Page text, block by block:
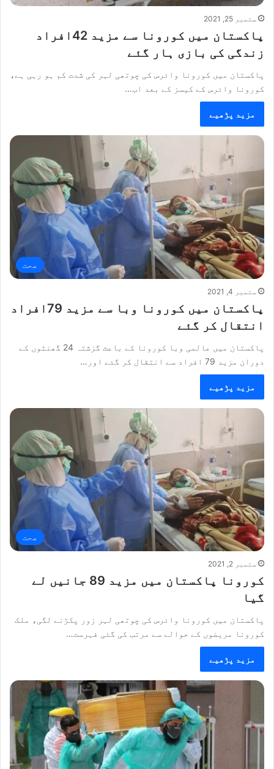
ستمبر 25, 2021
پاکستان میں کورونا سے مزید 42افراد
زندگی کی بازی ہار گئے
پاکستان میں کورونا وائرس کی چوتھی لہر کی شدت کم ہو رہی ہے،
کورونا وائرس کے کیسز کے بعد اب…
مزید پڑھیے
صحت
ستمبر 4, 2021
پاکستان میں کورونا وبا سے مزید 79افراد
انتقال کر گئے
پاکستان میں عالمی وبا کورونا کے باعث گزشتہ 24 گھنٹوں کے
دوران مزید 79 افراد سے انتقال کر گئے اور…
مزید پڑھیے
صحت
ستمبر 2, 2021
کورونا پاکستان میں مزید 89 جانیں لے
گیا
پاکستان میں کورونا وائرس کی چوتھی لہر زور پکڑنے لگی، ملک
کورونا مریضوں کے حوالے سے مرتب کی گئی فہرست…
مزید پڑھیے